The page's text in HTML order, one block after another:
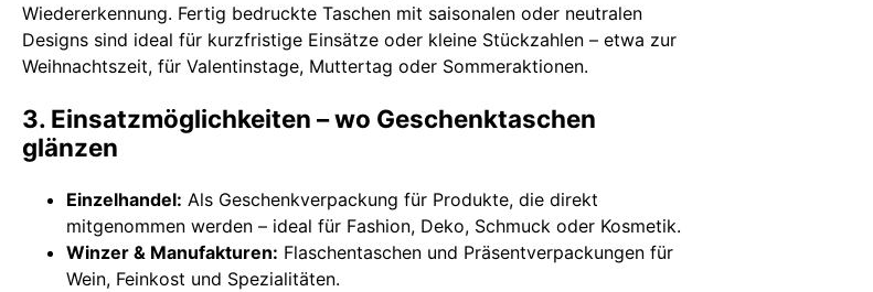
Wiedererkennung. Fertig bedruckte Taschen mit saisonalen oder neutralen
Designs sind ideal für kurzfristige Einsätze oder kleine Stückzahlen – etwa zur
Weihnachtszeit, für Valentinstage, Muttertag oder Sommeraktionen.
3. Einsatzmöglichkeiten – wo Geschenktaschen
glänzen
Einzelhandel: Als Geschenkverpackung für Produkte, die direkt
mitgenommen werden – ideal für Fashion, Deko, Schmuck oder Kosmetik.
Winzer & Manufakturen: Flaschentaschen und Präsentverpackungen für
Wein, Feinkost und Spezialitäten.